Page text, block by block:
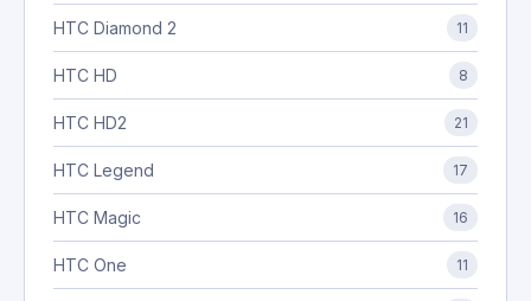
HTC Diamond 2 11
HTC HD 8
HTC HD2 21
HTC Legend 17
HTC Magic 16
HTC One 11